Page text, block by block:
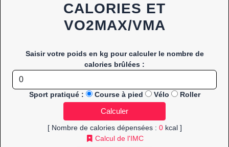
CALORIES ET
VO2MAX/VMA
Saisir votre poids en kg pour calculer le nombre de
calories brûlées :
Sport pratiqué : Course à pied Vélo Roller
[ Nombre de calories dépensées : 0kcal ]
Calcul de l'IMC